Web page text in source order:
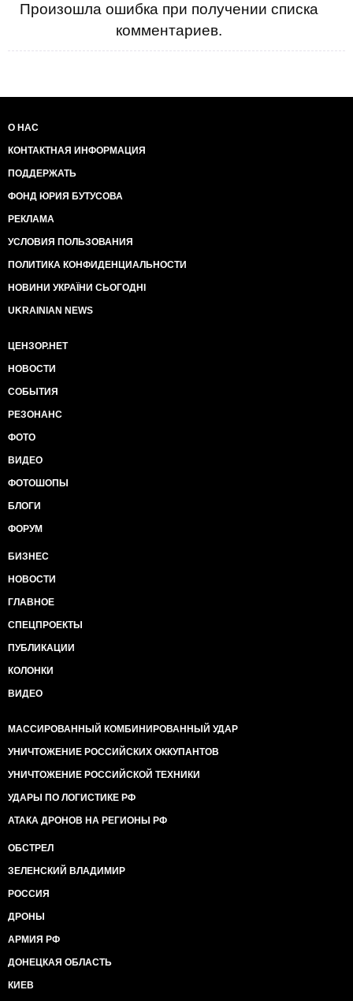
Произошла ошибка при получении списка
комментариев.
О НАС
КОНТАКТНАЯ ИНФОРМАЦИЯ
ПОДДЕРЖАТЬ
ФОНД ЮРИЯ БУТУСОВА
РЕКЛАМА
УСЛОВИЯ ПОЛЬЗОВАНИЯ
ПОЛИТИКА КОНФИДЕНЦИАЛЬНОСТИ
НОВИНИ УКРАЇНИ СЬОГОДНІ
UKRAINIAN NEWS
ЦЕНЗОР.НЕТ
НОВОСТИ
СОБЫТИЯ
РЕЗОНАНС
ФОТО
ВИДЕО
ФОТОШОПЫ
БЛОГИ
ФОРУМ
БИЗНЕС
НОВОСТИ
ГЛАВНОЕ
СПЕЦПРОЕКТЫ
ПУБЛИКАЦИИ
КОЛОНКИ
ВИДЕО
МАССИРОВАННЫЙ КОМБИНИРОВАННЫЙ УДАР
УНИЧТОЖЕНИЕ РОССИЙСКИХ ОККУПАНТОВ
УНИЧТОЖЕНИЕ РОССИЙСКОЙ ТЕХНИКИ
УДАРЫ ПО ЛОГИСТИКЕ РФ
АТАКА ДРОНОВ НА РЕГИОНЫ РФ
ОБСТРЕЛ
ЗЕЛЕНСКИЙ ВЛАДИМИР
РОССИЯ
ДРОНЫ
АРМИЯ РФ
ДОНЕЦКАЯ ОБЛАСТЬ
КИЕВ